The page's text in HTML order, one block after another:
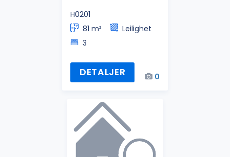
H0201
81 m²
Leilighet
3
DETALJER 0